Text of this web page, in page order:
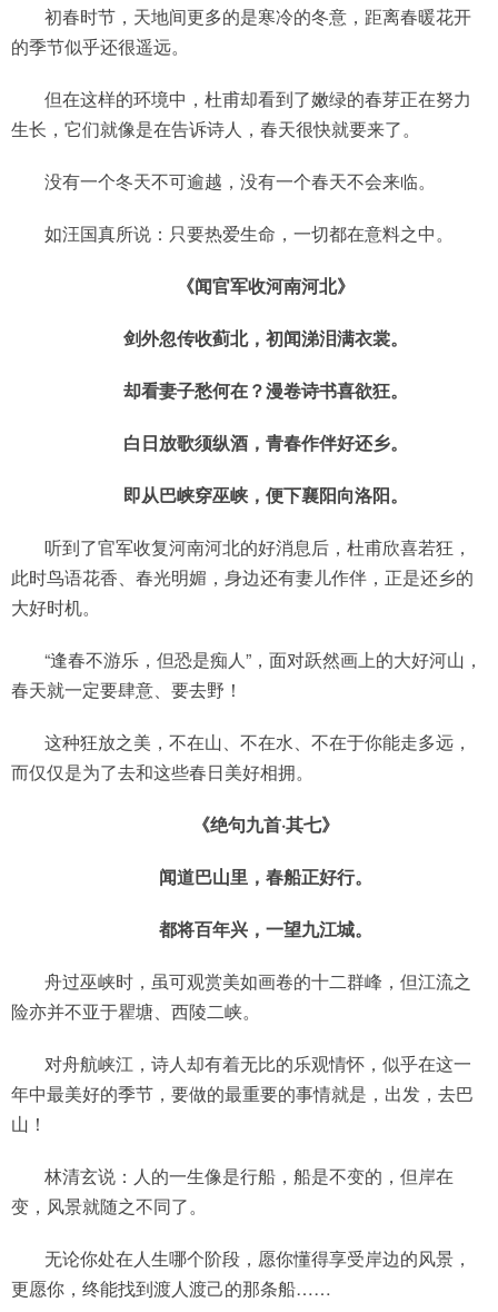
初春时节，天地间更多的是寒冷的冬意，距离春暖花开
的季节似乎还很遥远。
但在这样的环境中，杜甫却看到了嫩绿的春芽正在努力
生长，它们就像是在告诉诗人，春天很快就要来了。
没有一个冬天不可逾越，没有一个春天不会来临。
如汪国真所说：只要热爱生命，一切都在意料之中。
《闻官军收河南河北》
剑外忽传收蓟北，初闻涕泪满衣裳。
却看妻子愁何在？漫卷诗书喜欲狂。
白日放歌须纵酒，青春作伴好还乡。
即从巴峡穿巫峡，便下襄阳向洛阳。
听到了官军收复河南河北的好消息后，杜甫欣喜若狂，
此时鸟语花香、春光明媚，身边还有妻儿作伴，正是还乡的
大好时机。
“逢春不游乐，但恐是痴人”，面对跃然画上的大好河山，
春天就一定要肆意、要去野！
这种狂放之美，不在山、不在水、不在于你能走多远，
而仅仅是为了去和这些春日美好相拥。
《绝句九首·其七》
闻道巴山里，春船正好行。
都将百年兴，一望九江城。
舟过巫峡时，虽可观赏美如画卷的十二群峰，但江流之
险亦并不亚于瞿塘、西陵二峡。
对舟航峡江，诗人却有着无比的乐观情怀，似乎在这一
年中最美好的季节，要做的最重要的事情就是，出发，去巴
山！
林清玄说：人的一生像是行船，船是不变的，但岸在
变，风景就随之不同了。
无论你处在人生哪个阶段，愿你懂得享受岸边的风景，
更愿你，终能找到渡人渡己的那条船……